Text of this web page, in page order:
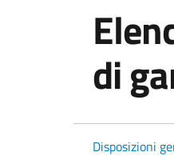
di
Disposizioni